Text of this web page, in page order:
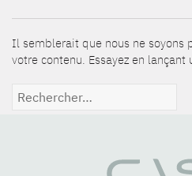
Il semblerait que nous ne soyons
votre contenu. Essayez en lançant
Rechercher :